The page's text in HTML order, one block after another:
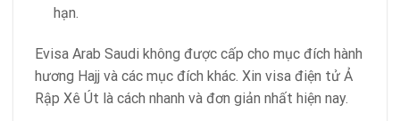
hạn.
Evisa Arab Saudi không được cấp cho mục đích hành
hương Hajj và các mục đích khác. Xin visa điện tử Ả
Rập Xê Út là cách nhanh và đơn giản nhất hiện nay.